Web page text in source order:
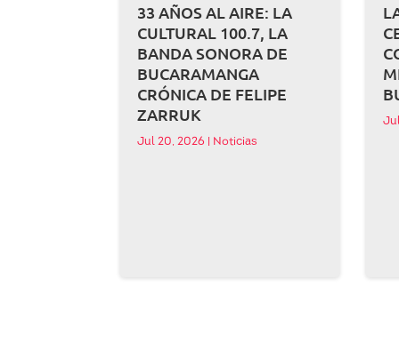
33 AÑOS AL AIRE: LA
CULTURAL 100.7, LA
BANDA SONORA DE
BUCARAMANGA
CRÓNICA DE FELIPE
ZARRUK
Jul 20, 2026 Noticias